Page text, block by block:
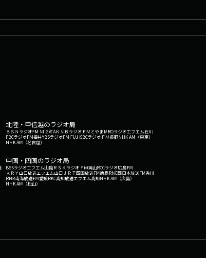
北陸・甲信越のラジオ局
ＢＳＮラジオFM NIIGATAＫＮＢラジオ ＦＭとやまMROラジオエフエム石川
FBCラジオFM福井YBSラジオFM FUJISBCラジオ ＦＭ長野NHK AM（東京）
NHK AM（名古屋）
中国・四国のラジオ局
BSSラジオエフエム山陰ＲＳＫラジオ ＦＭ岡山RCCラジオ広島FM
ＫＲＹ山口放送エフエム山口 ＪＲＴ四国放送FM徳島RNC西日本放送FM香川
RNB南海放送FM愛媛RKC高知放送エフエム高知NHK AM（広島）
NHK AM（松山）